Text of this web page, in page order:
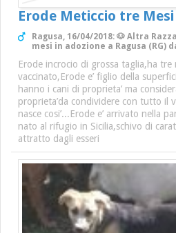
Erode Meticcio tre Mesi
Ragusa, 16/04/2018: 🐶 Altra
mesi in adozione a Ragusa (RG)
Erode incrocio di grossa taglia,ha tre
vaccinato,Erode e’ figlio della
hanno i cani di proprieta’ ma
proprieta’da condividere con tutto il
nasce cosi’...Erode e’ arrivato nella
nato al rifugio in Sicilia,schivo di
attratto dagli esseri